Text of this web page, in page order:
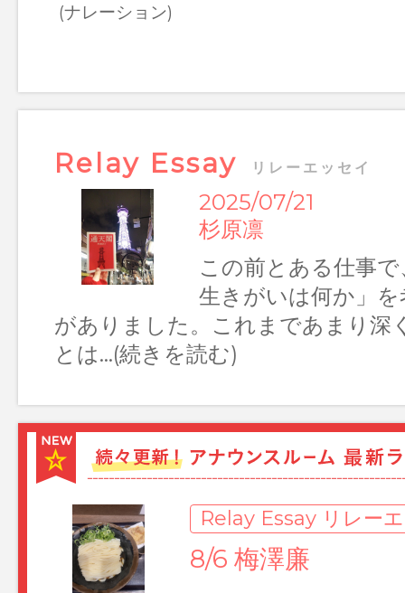
(ナレーション)
Relay Essay リレーエッセイ
2025/07/21
杉原凛
この前とある仕事
生きがいは何か」
がありました。これまであまり深
とは…(続きを読む)
Relay Essay リレーエッセイ
7/22 岩﨑陽
夏を前に私は26回目の誕生日を迎
会人2年目で…(TOPページへ)
Relay Essay リレー
8/6 梅澤廉